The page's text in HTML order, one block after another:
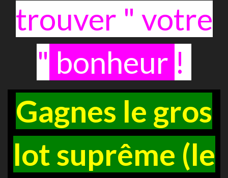
trouver " votre
" bonheur !
Gagnes le gros
lot suprême (le